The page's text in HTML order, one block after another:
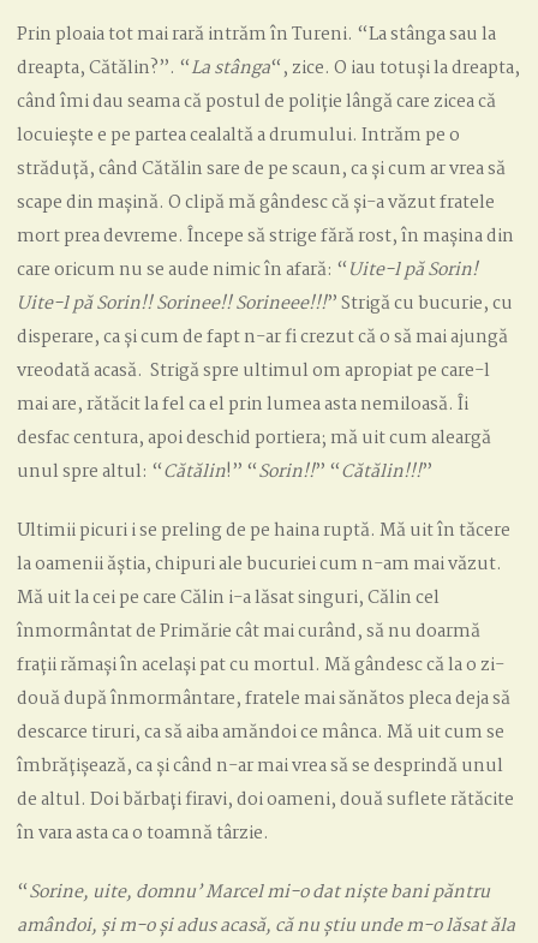
Prin ploaia tot mai rară intrăm în Tureni. “La stânga sau la
dreapta, Cătălin?”. “La stânga“, zice. O iau totuși la dreapta,
când îmi dau seama că postul de poliție lângă care zicea că
locuiește e pe partea cealaltă a drumului. Intrăm pe o
străduță, când Cătălin sare de pe scaun, ca și cum ar vrea să
scape din mașină. O clipă mă gândesc că și-a văzut fratele
mort prea devreme. Începe să strige fără rost, în mașina din
care oricum nu se aude nimic în afară: “Uite-l pă Sorin!
Uite-l pă Sorin!! Sorinee!! Sorineee!!!” Strigă cu bucurie, cu
disperare, ca și cum de fapt n-ar fi crezut că o să mai ajungă
vreodată acasă. Strigă spre ultimul om apropiat pe care-l
mai are, rătăcit la fel ca el prin lumea asta nemiloasă. Îi
desfac centura, apoi deschid portiera; mă uit cum aleargă
unul spre altul: “Cătălin!” “Sorin!!” “Cătălin!!!”
Ultimii picuri i se preling de pe haina ruptă. Mă uit în tăcere
la oamenii ăștia, chipuri ale bucuriei cum n-am mai văzut.
Mă uit la cei pe care Călin i-a lăsat singuri, Călin cel
înmormântat de Primărie cât mai curând, să nu doarmă
frații rămași în același pat cu mortul. Mă gândesc că la o zi-
două după înmormântare, fratele mai sănătos pleca deja să
descarce tiruri, ca să aiba amăndoi ce mânca. Mă uit cum se
îmbrățișează, ca și când n-ar mai vrea să se desprindă unul
de altul. Doi bărbați firavi, doi oameni, două suflete rătăcite
în vara asta ca o toamnă târzie.
“Sorine, uite, domnu’ Marcel mi-o dat niște bani păntru
amândoi, și m-o și adus acasă, că nu știu unde m-o lăsat ăla